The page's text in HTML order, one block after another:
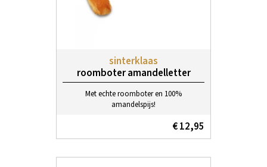
sinterklaas
roomboter amandelletter
Met echte roomboter en 100%
amandelspijs!
€ 12,95